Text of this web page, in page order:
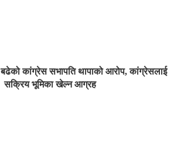
कांग्रेस सभापति थापाको आरोप, कांग्रेसलाई
सक्रिय भूमिका खेल्न आग्रह